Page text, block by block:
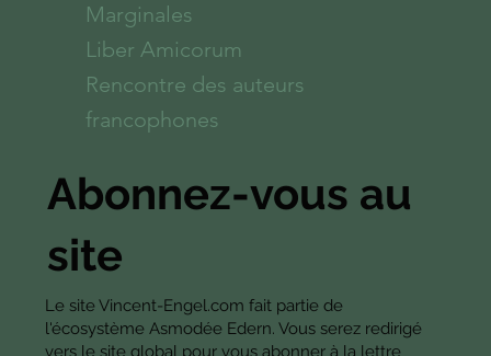
Abonnez-vous au
site
Le site Vincent-Engel.com fait partie de
l'écosystème Asmodée Edern. Vous serez redirigé
Marginales
Liber Amicorum
Rencontre des auteurs
francophones